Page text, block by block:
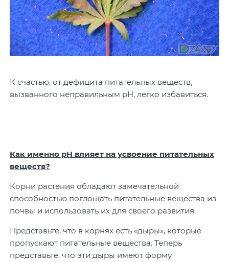
К счастью, от дефицита питательных веществ,
вызванного неправильным pH, легко избавиться.
Как именно pH влияет на усвоение питательных
веществ?
Корни растения обладают замечательной
способностью поглощать питательные вещества из
почвы и использовать их для своего развития.
Представьте, что в корнях есть «дыры», которые
пропускают питательные вещества. Теперь
представьте, что эти дыры имеют форму